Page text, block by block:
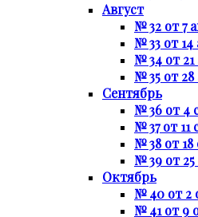
Август
№ 32 от 7
№ 33 от 14
№ 34 от 21
№ 35 от 28
Сентябрь
№ 36 от 4
№ 37 от 11
№ 38 от 18
№ 39 от 25
Октябрь
№ 40 от 2
№ 41 от 9